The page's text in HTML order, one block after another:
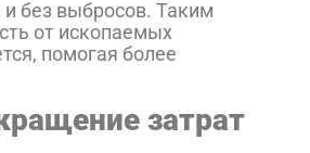
и без выбросов. Таким
от ископаемых
помогая более
затрат